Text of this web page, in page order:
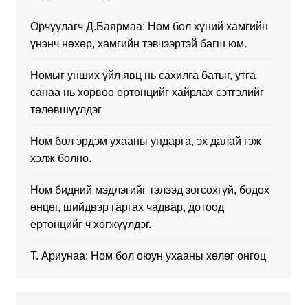
Орчуулагч Д.Баярмаа: Ном бол хүний хамгийн
үнэнч нөхөр, хамгийн тэвчээртэй багш юм.
Номыг унших үйл явц нь сахилга батыг, утга
санаа нь хорвоо ертөнцийг хайрлах сэтгэлийг
төлөвшүүлдэг
Ном бол эрдэм ухааны ундарга, эх далай гэж
хэлж болно.
Ном бидний мэдлэгийг тэлээд зогсохгүй, бодох
өнцөг, шийдвэр гаргах чадвар, дотоод
ертөнцийг ч хөгжүүлдэг.
Т. Ариунаа: Ном бол оюун ухааны хөлөг онгоц